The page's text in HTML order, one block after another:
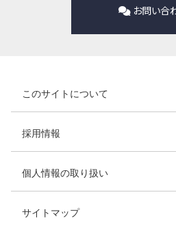
お問い合
このサイトについて
採用情報
個人情報の取り扱い
サイトマップ